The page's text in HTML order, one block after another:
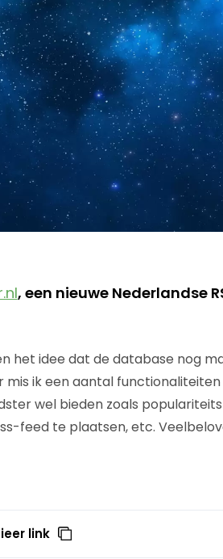
, een nieuwe Nederlandse
het idee dat de database nog
ik een aantal functionaliteiten
wel bieden zoals
feed te plaatsen, etc.
link